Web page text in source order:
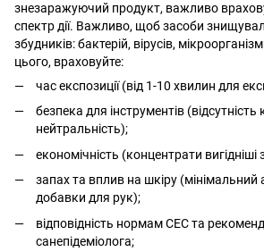
знезаражуючий продукт, важливо
спектр дії. Важливо, щоб засоби
збудників: бактерій, вірусів,
цього, враховуйте:
час експозиції (від 1-10 хвилин для
безпека для інструментів (відсутність
нейтральність);
економічність (концентрати вигідніші
запах та вплив на шкіру
добавки для рук);
відповідність нормам СЕС та
санепідеміолога;